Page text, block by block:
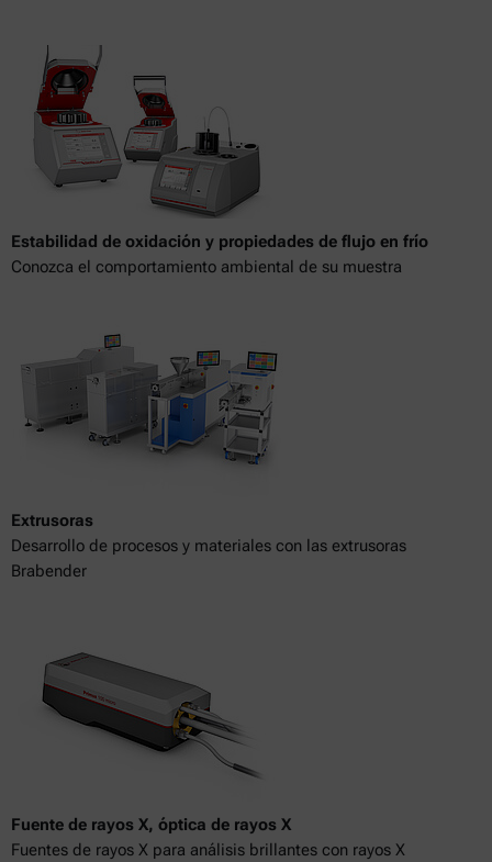
Estabilidad de oxidación y propiedades de flujo en frío
Conozca el comportamiento ambiental de su muestra
Extrusoras
Desarrollo de procesos y materiales con las extrusoras
Brabender
Fuente de rayos X, óptica de rayos X
Fuentes de rayos X para análisis brillantes con rayos X